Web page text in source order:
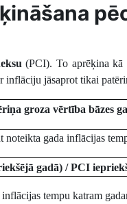
(PCI). To aprēķina kā
inflāciju jāsaprot tikai
groza vērtība bāzes
noteikta gada inflācijas
gadā) / PCI
tempu katram